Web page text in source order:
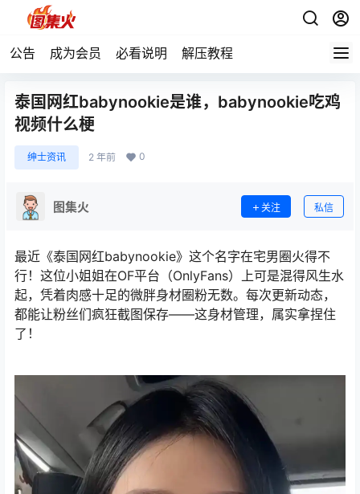
公告 成为会员 必看说明 解压教程
泰国网红babynookie是谁，babynookie吃鸡
视频什么梗
绅士资讯 2 年前 0
图集火 关注 私信
最近《泰国网红babynookie》这个名字在宅男圈火得不
行！这位小姐姐在OF平台（OnlyFans）上可是混得风生水
起，凭着肉感十足的微胖身材圈粉无数。每次更新动态，
都能让粉丝们疯狂截图保存——这身材管理，属实拿捏住
了！